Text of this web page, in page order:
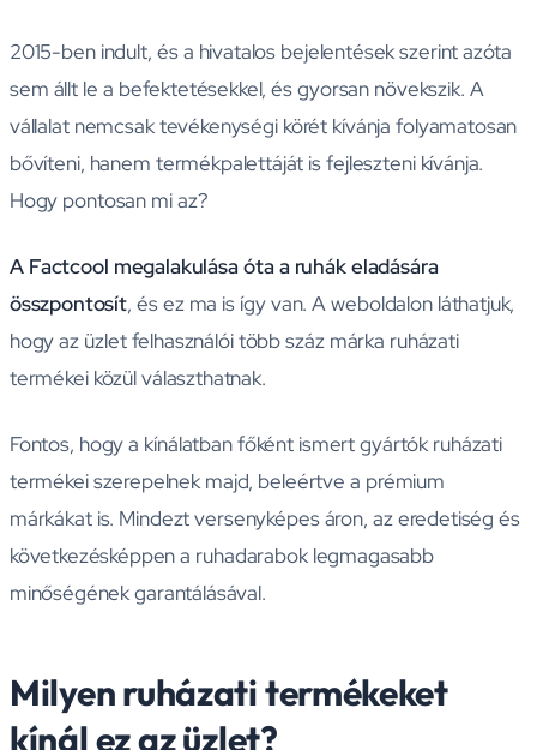
2015-ben indult, és a hivatalos bejelentések szerint azóta
sem állt le a befektetésekkel, és gyorsan növekszik. A
vállalat nemcsak tevékenységi körét kívánja folyamatosan
bővíteni, hanem termékpalettáját is fejleszteni kívánja.
Hogy pontosan mi az?
A Factcool megalakulása óta a ruhák eladására
összpontosít, és ez ma is így van. A weboldalon láthatjuk,
hogy az üzlet felhasználói több száz márka ruházati
termékei közül választhatnak.
Fontos, hogy a kínálatban főként ismert gyártók ruházati
termékei szerepelnek majd, beleértve a prémium
márkákat is. Mindezt versenyképes áron, az eredetiség és
következésképpen a ruhadarabok legmagasabb
minőségének garantálásával.
Milyen ruházati termékeket
kínál ez az üzlet?